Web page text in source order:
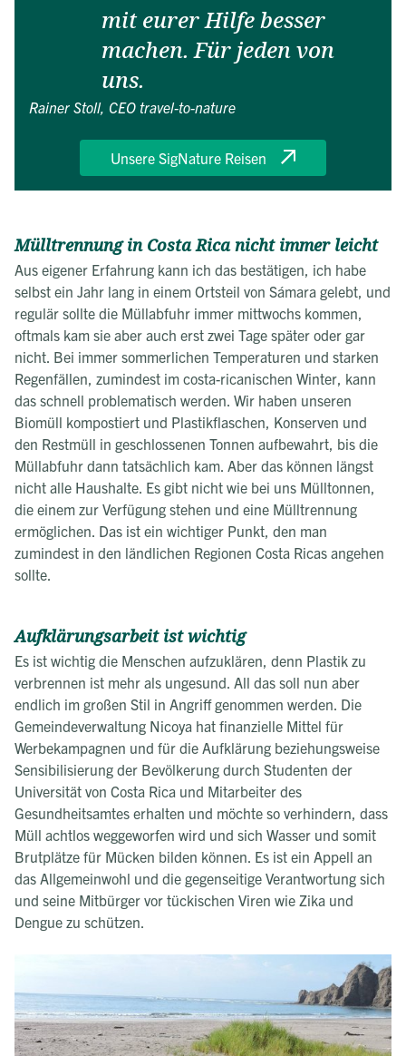
mit eurer Hilfe besser
machen. Für jeden von
uns.
Rainer Stoll, CEO travel-to-nature
Unsere SigNature Reisen
Mülltrennung in Costa Rica nicht immer leicht
Aus eigener Erfahrung kann ich das bestätigen, ich habe
selbst ein Jahr lang in einem Ortsteil von Sámara gelebt, und
regulär sollte die Müllabfuhr immer mittwochs kommen,
oftmals kam sie aber auch erst zwei Tage später oder gar
nicht. Bei immer sommerlichen Temperaturen und starken
Regenfällen, zumindest im costa-ricanischen Winter, kann
das schnell problematisch werden. Wir haben unseren
Biomüll kompostiert und Plastikflaschen, Konserven und
den Restmüll in geschlossenen Tonnen aufbewahrt, bis die
Müllabfuhr dann tatsächlich kam. Aber das können längst
nicht alle Haushalte. Es gibt nicht wie bei uns Mülltonnen,
die einem zur Verfügung stehen und eine Mülltrennung
ermöglichen. Das ist ein wichtiger Punkt, den man
zumindest in den ländlichen Regionen Costa Ricas angehen
sollte.
Aufklärungsarbeit ist wichtig
Es ist wichtig die Menschen aufzuklären, denn Plastik zu
verbrennen ist mehr als ungesund. All das soll nun aber
endlich im großen Stil in Angriff genommen werden. Die
Gemeindeverwaltung Nicoya hat finanzielle Mittel für
Werbekampagnen und für die Aufklärung beziehungsweise
Sensibilisierung der Bevölkerung durch Studenten der
Universität von Costa Rica und Mitarbeiter des
Gesundheitsamtes erhalten und möchte so verhindern, dass
Müll achtlos weggeworfen wird und sich Wasser und somit
Brutplätze für Mücken bilden können. Es ist ein Appell an
das Allgemeinwohl und die gegenseitige Verantwortung sich
und seine Mitbürger vor tückischen Viren wie Zika und
Dengue zu schützen.